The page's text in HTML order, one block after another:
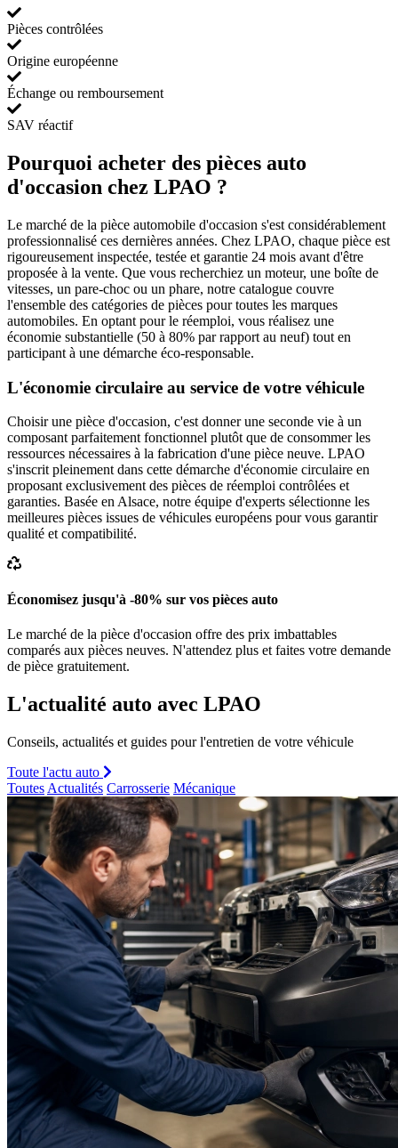
Pièces contrôlées
Origine européenne
Échange ou remboursement
SAV réactif
Pourquoi acheter des pièces auto
d'occasion chez LPAO ?
Le marché de la pièce automobile d'occasion s'est considérablement
professionnalisé ces dernières années. Chez LPAO, chaque pièce est
rigoureusement inspectée, testée et garantie 24 mois avant d'être
proposée à la vente. Que vous recherchiez un moteur, une boîte de
vitesses, un pare-choc ou un phare, notre catalogue couvre
l'ensemble des catégories de pièces pour toutes les marques
automobiles. En optant pour le réemploi, vous réalisez une
économie substantielle (50 à 80% par rapport au neuf) tout en
participant à une démarche éco-responsable.
L'économie circulaire au service de votre véhicule
Choisir une pièce d'occasion, c'est donner une seconde vie à un
composant parfaitement fonctionnel plutôt que de consommer les
ressources nécessaires à la fabrication d'une pièce neuve. LPAO
s'inscrit pleinement dans cette démarche d'économie circulaire en
proposant exclusivement des pièces de réemploi contrôlées et
garanties. Basée en Alsace, notre équipe d'experts sélectionne les
meilleures pièces issues de véhicules européens pour vous garantir
qualité et compatibilité.
Économisez jusqu'à -80% sur vos pièces auto
Le marché de la pièce d'occasion offre des prix imbattables
comparés aux pièces neuves. N'attendez plus et faites votre demande
de pièce gratuitement.
L'actualité auto avec LPAO
Conseils, actualités et guides pour l'entretien de votre véhicule
Toute l'actu auto
Toutes Actualités Carrosserie Mécanique